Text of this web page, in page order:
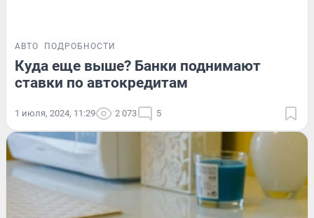
АВТО ПОДРОБНОСТИ
Куда еще выше? Банки поднимают
ставки по автокредитам
1 июля, 2024, 11:29 2 073 5